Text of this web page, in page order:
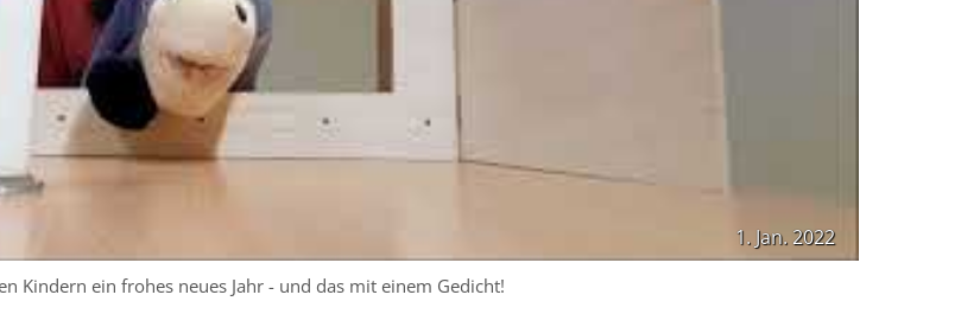
1. Jan. 2022
Kindern ein frohes neues Jahr - und das mit einem Gedicht!